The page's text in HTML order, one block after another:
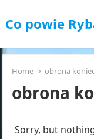
Co powie
Home obrona
obrona
Sorry, but